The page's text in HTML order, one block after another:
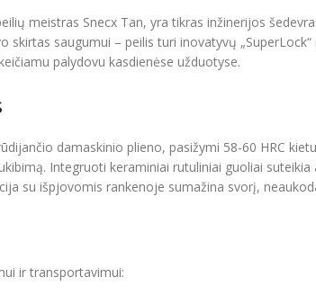
meistras Snecx Tan, yra tikras inžinerijos
skirtas saugumui – peilis turi inovatyvų
palydovu kasdienėse užduotyse.
damaskinio plieno, pasižymi 58-60 HRC
Integruoti keraminiai rutuliniai guoliai
su išpjovomis rankenoje sumažina svorį,
ir transportavimui: